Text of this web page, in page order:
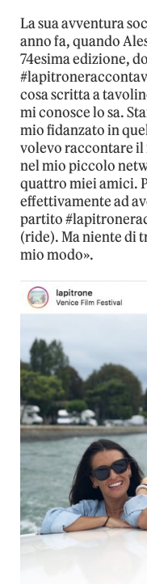
La sua avventura
anno fa, quando
74esima edizione,
cosa scritta a
mi conosce lo sa.
mio fidanzato in
volevo raccontare
nel mio piccolo
quattro miei amici.
effettivamente ad
partito
(ride). Ma niente di
mio modo».